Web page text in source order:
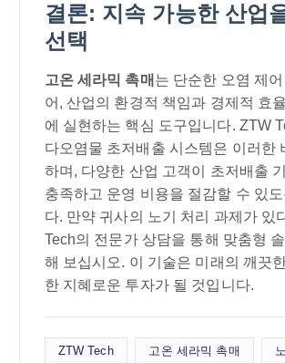
결론: 지속 가능한 산업
선택
고온 세라믹 촉매 는 단순한 오염 제
어, 산업의 환경적 책임과 경제적 효
에 실현하는 핵심 도구입니다. ZTW
다오염물 초저배출 시스템은 이러한
하며, 다양한 산업 고객이 초저배출
충족하고 운영 비용을 절감할 수 있도
다. 만약 귀사의 노기 처리 과제가 있
Tech의 전문가 상담을 통해 맞춤형
해 보십시오. 이 기술은 미래의 깨끗
한 지혜로운 투자가 될 것입니다.
ZTW Tech 고온 세라믹 촉매